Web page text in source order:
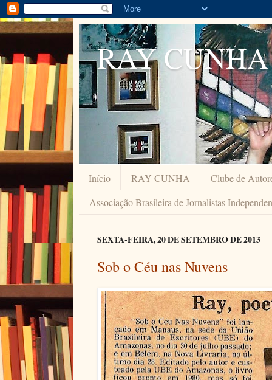
RAY CUNHA
Início RAY CUNHA
Clube de
Associação Brasileira de Jornalistas
SEXTA-FEIRA, 20 DE SETEMBRO DE 2013
Sob o Céu nas Nuvens